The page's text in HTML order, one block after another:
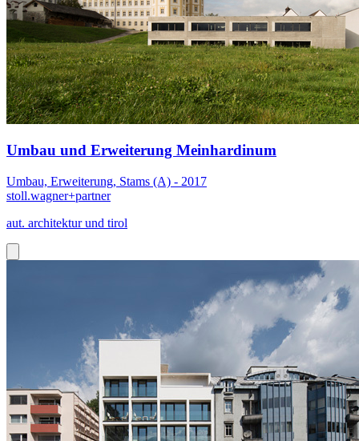
Umbau und Erweiterung Meinhardinum
Umbau, Erweiterung, Stams (A) - 2017
stoll.wagner+partner
aut. architektur und tirol